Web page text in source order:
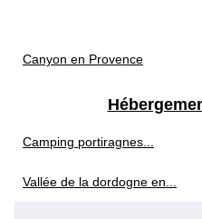
Canyon en Provence
Camping portiragnes...
Vallée de la dordogne en...